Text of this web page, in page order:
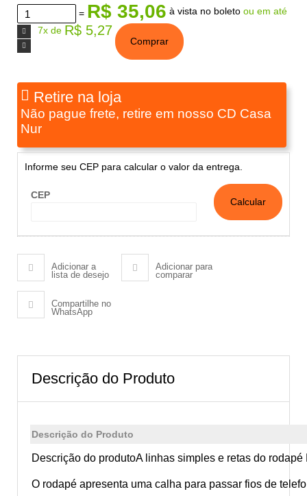
= R$ 35,06 à vista no boleto ou em até
7x de R$ 5,27
Comprar
Retire na loja
Não pague frete, retire em nosso CD Casa
Nur
Informe seu CEP para calcular o valor da entrega.
CEP
Adicionar a
lista de desejo
Adicionar para
comparar
Compartilhe no
WhatsApp
Descrição do Produto
Descrição do Produto
Descrição do produtoA linhas simples e retas do
O rodapé apresenta uma calha para passar fios de